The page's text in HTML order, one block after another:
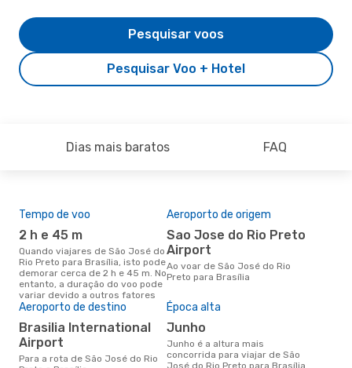
Pesquisar Voo + Hotel
Pesquisar voos
Dias mais baratos FAQ
Tempo de voo
2 h e 45 m
Quando viajares de São José do
Rio Preto para Brasília, isto pode
demorar cerca de 2 h e 45 m. No
entanto, a duração do voo pode
variar devido a outros fatores
Aeroporto de origem
Sao Jose do Rio Preto
Airport
Ao voar de São José do Rio
Preto para Brasília
Aeroporto de destino
Brasilia International
Airport
Para a rota de São José do Rio
Época alta
junho
junho é a altura mais
concorrida para viajar de São
José do Rio Preto para Brasília